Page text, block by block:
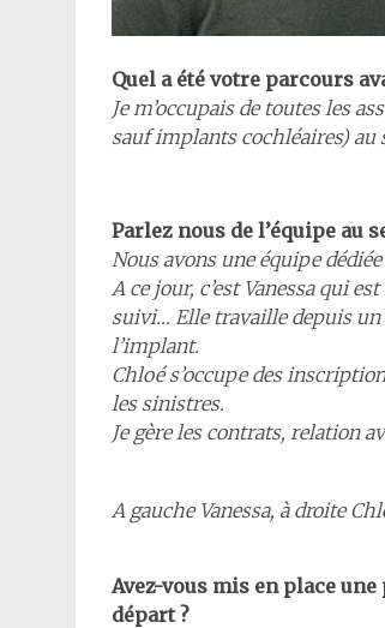
Quel a été votre parcours
Je m’occupais de toutes les
sauf implants cochléaires) au
Parlez nous de l’équipe au
Nous avons une équipe
A ce jour, c’est Vanessa qui
suivi… Elle travaille depuis un
l’implant.
Chloé s’occupe des
les sinistres.
Je gère les contrats, relation
A gauche Vanessa, à droite
Avez-vous mis en place
départ ?